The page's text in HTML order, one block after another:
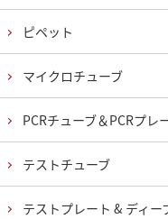
ピペット
マイクロチューブ
PCRチューブ＆PCRプレ
テストチューブ
テストプレート & ディー